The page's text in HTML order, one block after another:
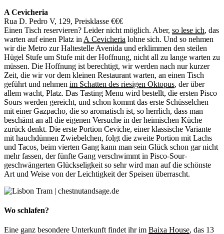
A Cevicheria
Rua D. Pedro V, 129, Preisklasse €€€
Einen Tisch reservieren? Leider nicht möglich. Aber, so lese ich, das
warten auf einen Platz in A Cevicheria lohne sich. Und so nehmen
wir die Metro zur Haltestelle Avenida und erklimmen den steilen
Hügel Stufe um Stufe mit der Hoffnung, nicht all zu lange warten zu
müssen. Die Hoffnung ist berechtigt, wir werden nach nur kurzer
Zeit, die wir vor dem kleinen Restaurant warten, an einen Tisch
geführt und nehmen im Schatten des riesigen Oktopus, der über
allem wacht, Platz. Das Tasting Menu wird bestellt, die ersten Pisco
Sours werden gereicht, und schon kommt das erste Schüsselchen
mit einer Gazpacho, die so aromatisch ist, so herrlich, dass man
beschämt an all die eigenen Versuche in der heimischen Küche
zurück denkt. Die erste Portion Ceviche, einer klassische Variante
mit hauchdünnen Zwiebelchen, folgt die zweite Portion mit Lachs
und Tacos, beim vierten Gang kann man sein Glück schon gar nicht
mehr fassen, der fünfte Gang verschwimmt in Pisco-Sour-
geschwängerten Glückseligkeit so sehr wird man auf die schönste
Art und Weise von der Leichtigkeit der Speisen überrascht.
Wo schlafen?
Eine ganz besondere Unterkunft findet ihr im Baixa House, das 13